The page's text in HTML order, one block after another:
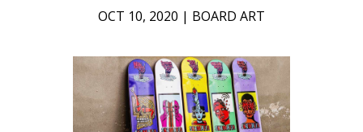
OCT 10, 2020 | BOARD ART